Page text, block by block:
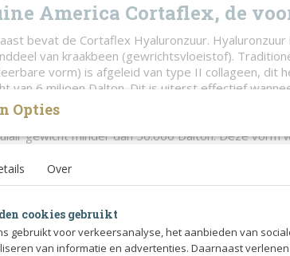
America Cortaflex, de
bevat de Cortaflex Hyaluronzuur.
van kraakbeen (gewrichtsvloeistof).
vorm) is afgeleid van type II collageen, dit
van 6 miljoen Dalton. Dit is uiterst effectief
wordt gespoten maar niet wanneer het oraal
in de Cortaflex is van een plantaardige vorm
gewicht minder dan 50.000 Dalton. Deze vorm
beter opgenomen via de celwand.
bevatten zowel de Regular Strength als de
de aanmaak van collageen (bestanddeel
al veel gebruikt ter ondersteuning van een
bevatten beide varianten MSM, ter
celwanden.
Opties
Over
cookies gebruikt
gebruikt voor verkeersanalyse, het aanbieden van
van informatie en advertenties. Daarnaast